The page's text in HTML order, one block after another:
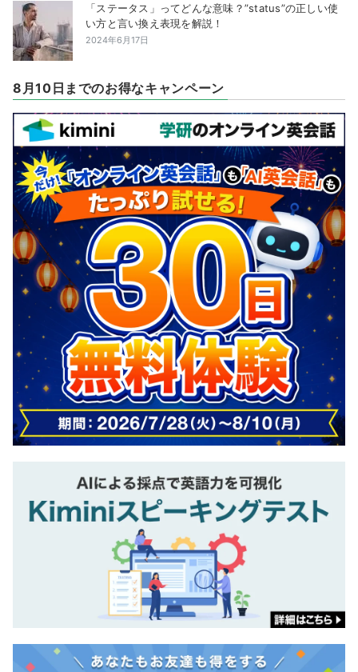
「ステータス」ってどんな意味？”status”の正しい使
い方と言い換え表現を解説！
2024年6月17日
8月10日までのお得なキャンペーン